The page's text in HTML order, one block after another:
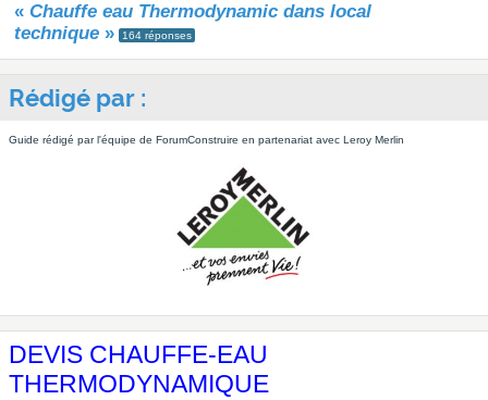
« Chauffe eau Thermodynamic dans local
technique » 164 réponses
Rédigé par :
Guide rédigé par l'équipe de ForumConstruire en partenariat avec Leroy Merlin
DEVIS CHAUFFE-EAU
THERMODYNAMIQUE